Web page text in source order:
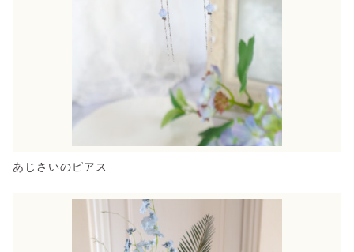
あじさいのピアス